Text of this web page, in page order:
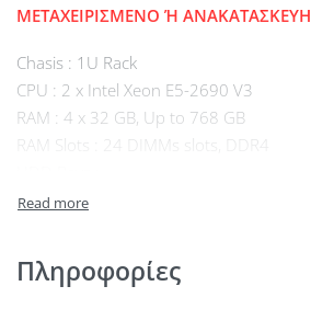
ΜΕΤΑΧΕΙΡΙΣΜΕΝΟ Ή ΑΝΑΚΑΤΑΣΚΕΥΗ
Chasis : 1U Rack
CPU : 2 x Intel Xeon E5-2690 V3
RAM : 4 x 32 GB, Up to 768 GB
RAM Slots : 24 DIMMs slots, DDR4
Internal Storage (max) : 8 SFF HDD Bays
PCI Slots : 2 PCIe Standard
Πληροφορίες